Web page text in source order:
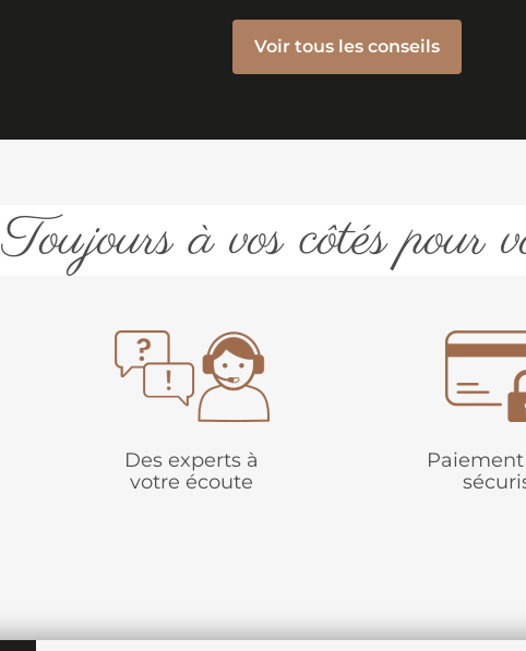
Voir tous les conseils
Toujours à vos côtés pour
Des experts à
votre écoute
Paiement